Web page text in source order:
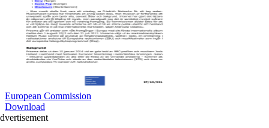
European Commission
Download